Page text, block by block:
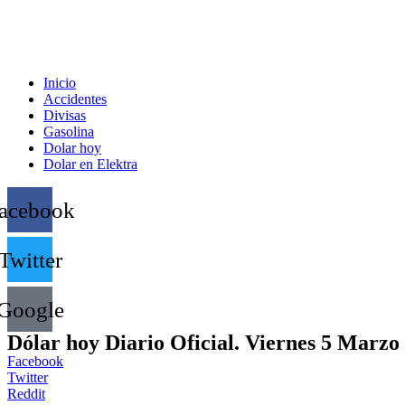
Inicio
Accidentes
Divisas
Gasolina
Dolar hoy
Dolar en Elektra
Dólar hoy Diario Oficial. Viernes 5 Marzo
Facebook
Twitter
Reddit